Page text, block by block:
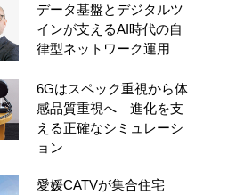
データ基盤とデジタルツ
インが支えるAI時代の自
律型ネットワーク運用
6Gはスペック重視から体
感品質重視へ 進化を支
える正確なシミュレーシ
ョン
愛媛CATVが集合住宅